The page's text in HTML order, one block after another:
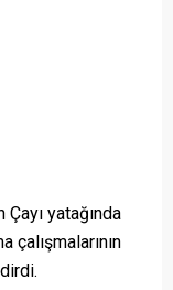
Çayı yatağında
çalışmalarının